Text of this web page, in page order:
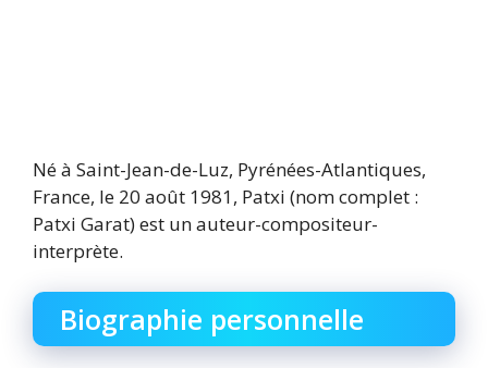
Né à Saint-Jean-de-Luz, Pyrénées-Atlantiques,
France, le 20 août 1981, Patxi (nom complet :
Patxi Garat) est un auteur-compositeur-
interprète.
Biographie personnelle